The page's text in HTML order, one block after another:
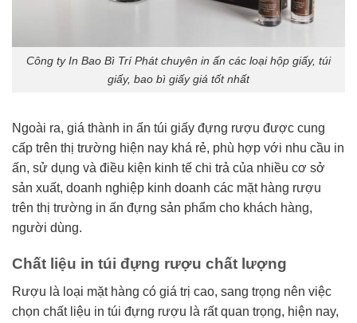
Công ty In Bao Bì Trí Phát chuyên in ấn các loại hộp giấy, túi
giấy, bao bì giấy giá tốt nhất
Ngoài ra, giá thành in ấn túi giấy đựng rượu được cung
cấp trên thị trường hiện nay khá rẻ, phù hợp với nhu cầu in
ấn, sử dụng và điều kiện kinh tế chi trả của nhiều cơ sở
sản xuất, doanh nghiệp kinh doanh các mặt hàng rượu
trên thị trường in ấn đựng sản phẩm cho khách hàng,
người dùng.
Chất liệu in túi đựng rượu chất lượng
Rượu là loại mặt hàng có giá trị cao, sang trọng nên việc
chọn chất liệu in túi đựng rượu là rất quan trọng, hiện nay,